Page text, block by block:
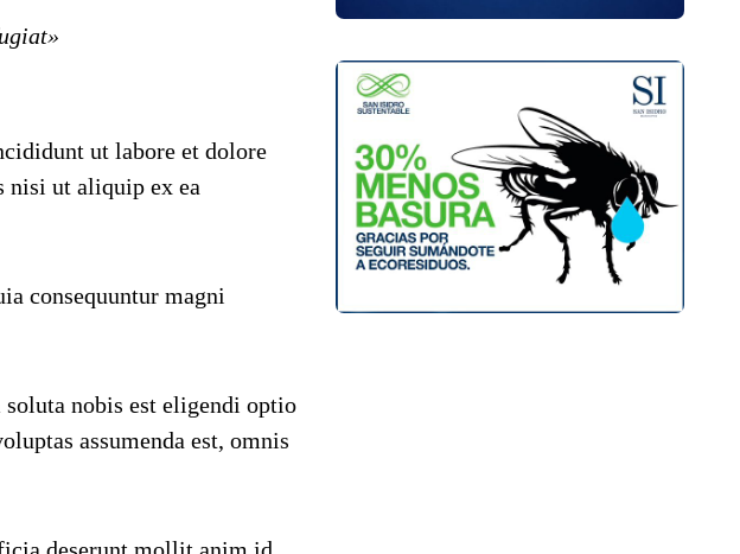
ut labore et dolore
nisi ut aliquip ex ea
consequuntur magni
nobis est eligendi optio
assumenda est, omnis